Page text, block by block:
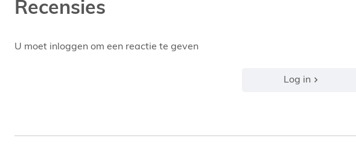
Recensies
U moet inloggen om een reactie te geven
Log in